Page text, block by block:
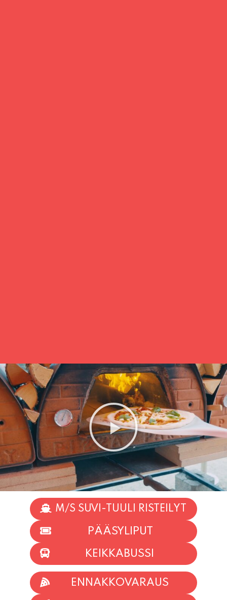
M/S SUVI-TUULI RISTEILYT
PÄÄSYLIPUT
KEIKKABUSSI
TAPAHTUMAT
INFO